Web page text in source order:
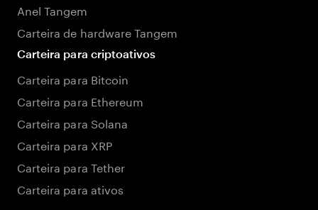
Anel Tangem
Carteira de hardware Tangem
Carteira para criptoativos
Carteira para Bitcoin
Carteira para Ethereum
Carteira para Solana
Carteira para XRP
Carteira para Tether
Carteira para ativos